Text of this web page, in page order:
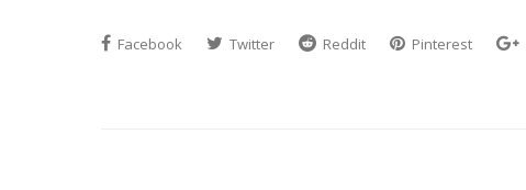
Facebook Twitter Reddit Pinterest